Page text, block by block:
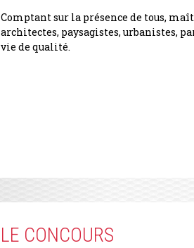
Comptant sur la présence de tous,
architectes, paysagistes, urbanistes,
vie de qualité.
LE CONCOURS